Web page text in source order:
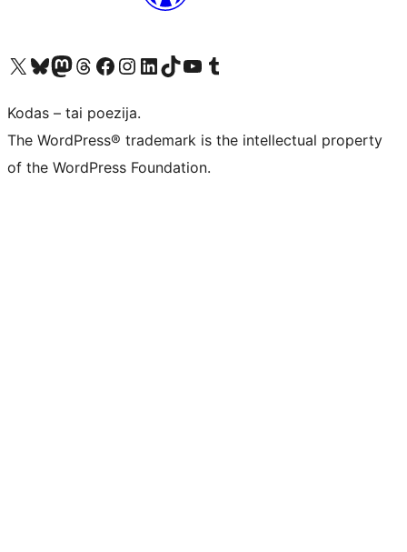
Visit our X (formerly Twitter) account
Apsilankykite mūsų Bluesky paskyroje
Visit our Mastodon account
Apsilankykite mūsų Threads paskyroje
Visit our Facebook page
Visit our Instagram account
Visit our LinkedIn account
Apsilankykite mūsų TikTok paskyroje
Visit our YouTube channel
Apsilankykite mūsų Tumblr paskyroje
Kodas – tai poezija.
The WordPress® trademark is the intellectual property
of the WordPress Foundation.